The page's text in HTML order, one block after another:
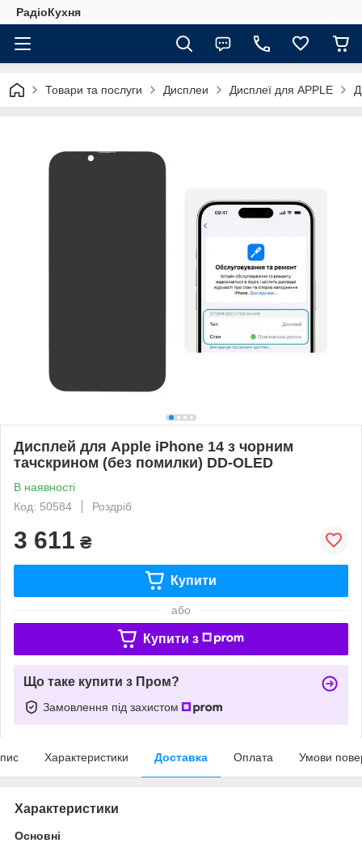
РадіоКухня
Товари та послуги Дисплеи Дисплеї для APPLE
Дисплей для Apple iPhone 14 з чорним
тачскрином (без помилки) DD-OLED
В наявності
Код: 50584
Роздріб
3 611 ₴
Купити
або
Купити з
Що таке купити з Пром?
Замовлення під захистом
Характеристики Доставка Оплата Умови
Характеристики
Основні